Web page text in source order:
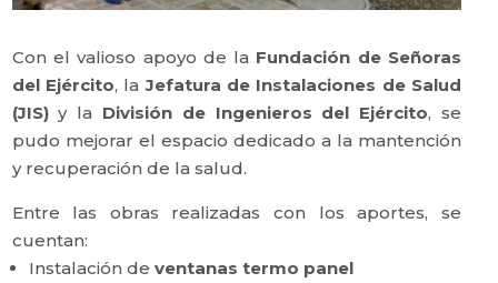
Con el valioso apoyo de la Fundación de Señoras
del Ejército, laJefatura de Instalaciones de Salud
(JIS)y la División de Ingenieros del Ejército, se
pudo mejorar el espacio dedicado a la mantención
y recuperación de la salud.
Entre las obras realizadas con los aportes, se
cuentan:
Instalación de ventanas termo panel